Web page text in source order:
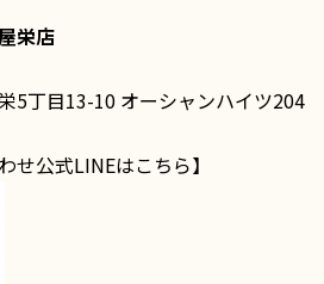
栄店
5丁目13-10 オーシャンハイツ204
せ公式LINEはこちら】